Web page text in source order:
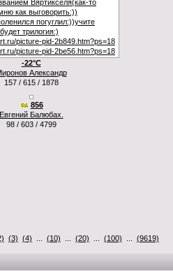
-22°C
Александр
157 / 615 / 1878
856
Евгений Балюбах.
98 / 603 / 4799
(3) (4) (10) (20) (100) (9619)